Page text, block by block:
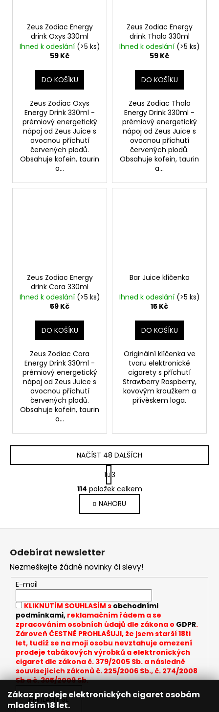
Zákaz prodeje elektronických cigaret osobám
mladším 18 let.
Zeus Zodiac Energy
drink Oxys 330ml
Ihned k odeslání (>5 ks)
59 Kč
DO KOŠÍKU
Zeus Zodiac Oxys
Energy Drink 330ml -
prémiový energetický
nápoj od Zeus Juice s
ovocnou příchutí
červených plodů.
Obsahuje kofein, taurin
a...
Zeus Zodiac Energy
drink Thala 330ml
Ihned k odeslání (>5 ks)
59 Kč
DO KOŠÍKU
Zeus Zodiac Thala
Energy Drink 330ml -
prémiový energetický
nápoj od Zeus Juice s
ovocnou příchutí
červených plodů.
Obsahuje kofein, taurin
a...
Zeus Zodiac Energy
drink Cora 330ml
Ihned k odeslání (>5 ks)
59 Kč
DO KOŠÍKU
Zeus Zodiac Cora
Energy Drink 330ml -
prémiový energetický
nápoj od Zeus Juice s
ovocnou příchutí
červených plodů.
Obsahuje kofein, taurin
a...
Bar Juice klíčenka
Ihned k odeslání (>5 ks)
15 Kč
DO KOŠÍKU
Originální klíčenka ve
tvaru elektronické
cigarety s příchutí
Strawberry Raspberry,
kovovým kroužkem a
přívěskem loga.
O
v
l
á
d
p
r
v
k
y
v
ý
p
i
s
u
NAČÍST 48 DALŠÍCH
S
t
r
á
n
k
o
í
1 3
114 položek celkem
NAHORU
Odebírat newsletter
Nezmeškejte žádné novinky či slevy!
E-mail
KLIKNUTÍM SOUHLASÍM s obchodními
podmínkami,reklamačním řádem a se
zpracováním osobních údajů dle zákona o GDPR.
Zároveň ČESTNĚ PROHLAŠUJI, že jsem starší 18ti
let, tudíž se na moji osobu nevztahuje omezení
prodeje tabákových výrobků a elektronických
cigaret dle zákona č. 379/2005 Sb. a následně
souvisejících zákonů č. 225/2006 Sb., č. 274/2008
Sb a č. 305/2009 Sb.
PŘIHLÁSIT SE